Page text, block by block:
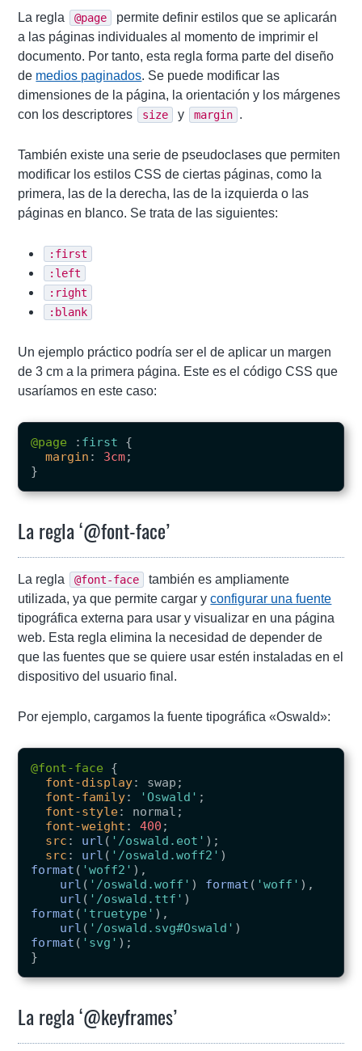
La regla @page
permite definir estilos que se aplicarán
a las páginas individuales al momento de imprimir el
documento. Por tanto, esta regla forma parte del diseño
de medios paginados. Se puede modificar las
dimensiones de la página, la orientación y los márgenes
con los descriptores
size y margin .
También existe una serie de pseudoclases que permiten
modificar los estilos CSS de ciertas páginas, como la
primera, las de la derecha, las de la izquierda o las
páginas en blanco. Se trata de las siguientes:
:first
:left
:right
:blank
Un ejemplo práctico podría ser el de aplicar un margen
de 3 cm a la primera página. Este es el código CSS que
usaríamos en este caso:
@page : first
{
margin : 3cm;
}
La regla ‘@font-face’
La regla @font-face
también es ampliamente
utilizada, ya que permite cargar yconfigurar una fuente
tipográfica externa para usar y visualizar en una página
web. Esta regla elimina la necesidad de depender de
que las fuentes que se quiere usar estén instaladas en el
dispositivo del usuario final.
Por ejemplo, cargamos la fuente tipográfica «Oswald»:
@font-face
{
font-display: swap ;
font-family: 'Oswald' ;
font-style: normal ;
font-weight : 400 ;
src : url ( '/oswald.eot' );
src : url ( '/oswald.woff2' )
format ( 'woff2' ),
url ( '/oswald.woff' ) format ( 'woff' ),
url ( '/oswald.ttf' )
format ( 'truetype' ),
url ( '/oswald.svg#Oswald' )
format ( 'svg' );
}
La regla ‘@keyframes’